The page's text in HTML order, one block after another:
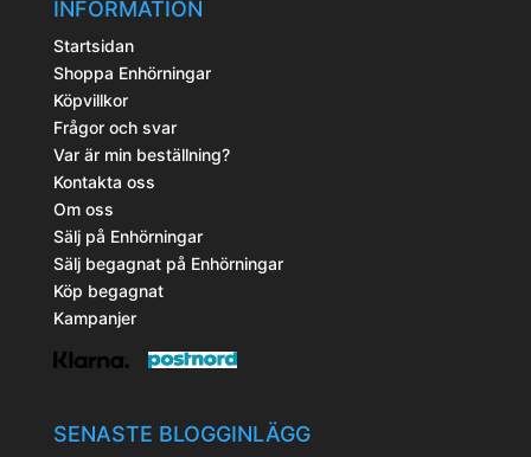
INFORMATION
Startsidan
Shoppa Enhörningar
Köpvillkor
Frågor och svar
Var är min beställning?
Kontakta oss
Om oss
Sälj på Enhörningar
Sälj begagnat på Enhörningar
Köp begagnat
Kampanjer
SENASTE BLOGGINLÄGG